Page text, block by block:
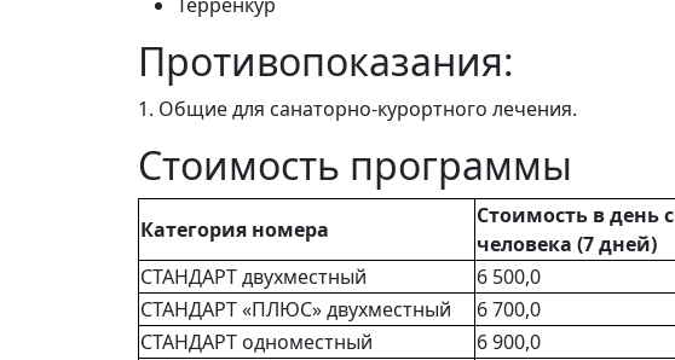
Противопоказания:
1. Общие для санаторно-курортного лечения.
Стоимость программы
Категория номера
Стоимость в день с
человека (7 дней)
СТАНДАРТ двухместный
6 500,0
СТАНДАРТ «ПЛЮС» двухместный
6 700,0
СТАНДАРТ одноместный
6 900,0